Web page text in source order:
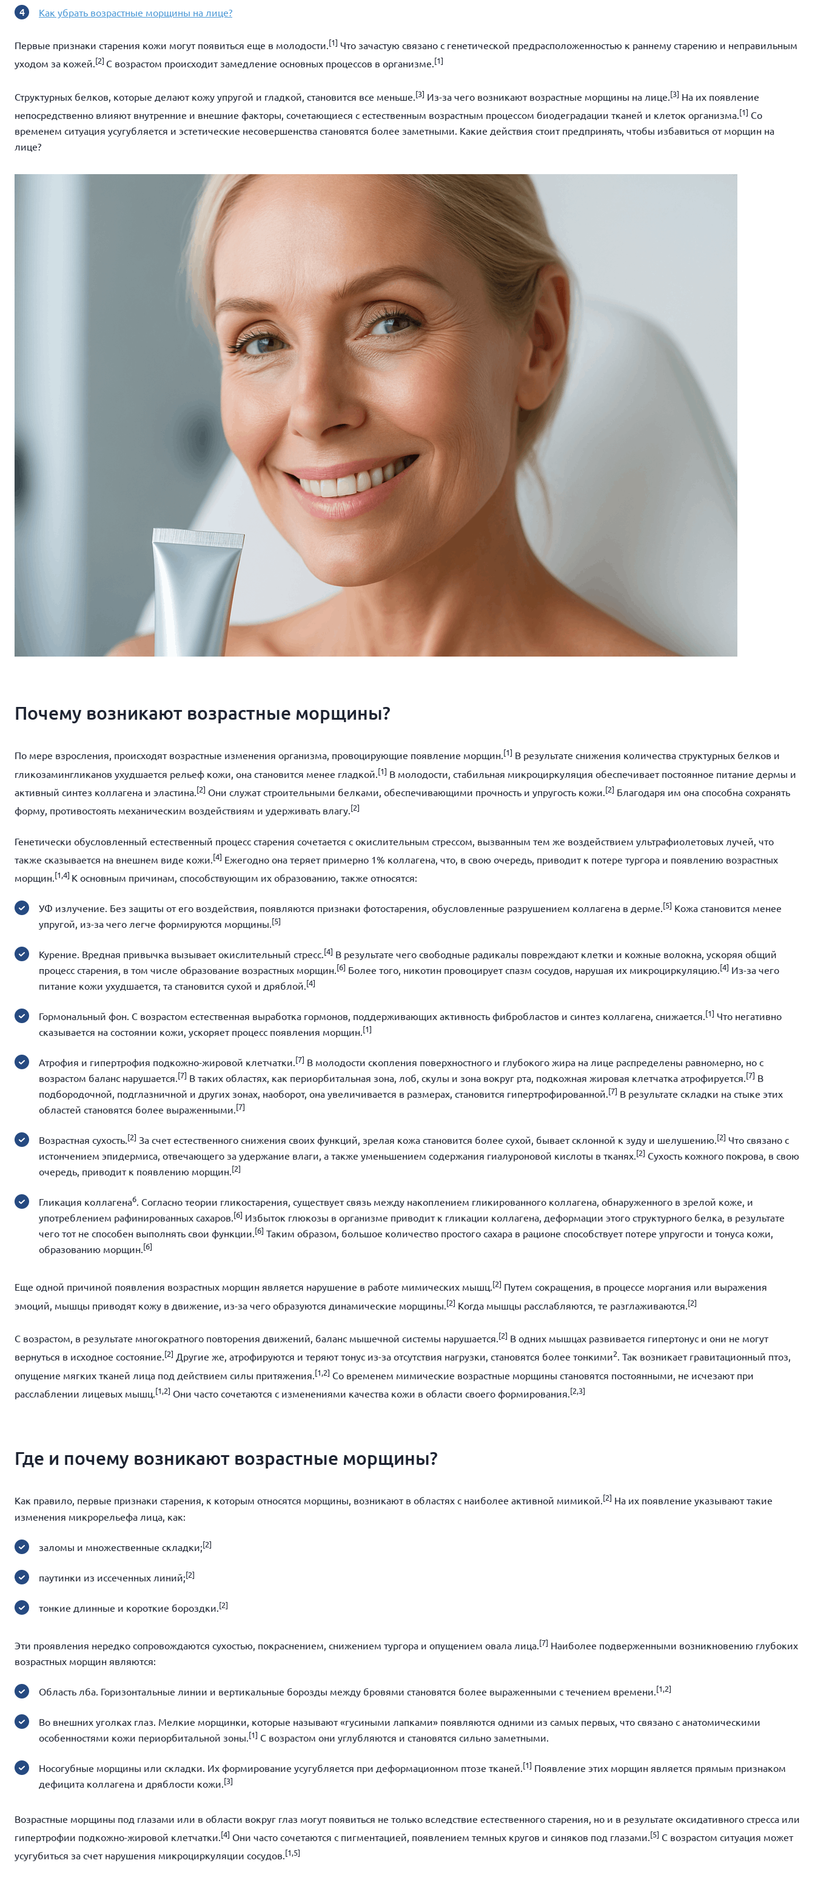
Как убрать возрастные морщины на лице?
Первые признаки старения кожи могут появиться еще в молодости. [1] Что зачастую связано с генетической предрасположенностью к раннему старению и неправильным
уходом за кожей. [2] С возрастом происходит замедление основных процессов в организме. [1]
Структурных белков, которые делают кожу упругой и гладкой, становится все меньше.[3] Из-за чего возникают возрастные морщины на лице.[3] На их появление
непосредственно влияют внутренние и внешние факторы, сочетающиеся с естественным возрастным процессом биодеградации тканей и клеток организма. [1] Со
временем ситуация усугубляется и эстетические несовершенства становятся более заметными. Какие действия стоит предпринять, чтобы избавиться от морщин на
лице?
Почему возникают возрастные морщины?
По мере взросления, происходят возрастные изменения организма, провоцирующие появление морщин. [1] В результате снижения количества структурных белков и
гликозамингликанов ухудшается рельеф кожи, она становится менее гладкой.[1] В молодости, стабильная микроциркуляция обеспечивает постоянное питание дермы и
активный синтез коллагена и эластина. [2] Они служат строительными белками, обеспечивающими прочность и упругость кожи. [2] Благодаря им она способна сохранять
форму, противостоять механическим воздействиям и удерживать влагу. [2]
Генетически обусловленный естественный процесс старения сочетается с окислительным стрессом, вызванным тем же воздействием ультрафиолетовых лучей, что
также сказывается на внешнем виде кожи.[4] Ежегодно она теряет примерно 1% коллагена, что, в свою очередь, приводит к потере тургора и появлению возрастных
морщин. [1,4] К основным причинам, способствующим их образованию, также относятся:
УФ излучение. Без защиты от его воздействия, появляются признаки фотостарения, обусловленные разрушением коллагена в дерме. [5] Кожа становится менее
упругой, из-за чего легче формируются морщины. [5]
Курение. Вредная привычка вызывает окислительный стресс. [4] В результате чего свободные радикалы повреждают клетки и кожные волокна, ускоряя общий
процесс старения, в том числе образование возрастных морщин. [6] Более того, никотин провоцирует спазм сосудов, нарушая их микроциркуляцию. [4] Из-за чего
питание кожи ухудшается, та становится сухой и дряблой. [4]
Гормональный фон. С возрастом естественная выработка гормонов, поддерживающих активность фибробластов и синтез коллагена, снижается. [1] Что негативно
сказывается на состоянии кожи, ускоряет процесс появления морщин. [1]
Атрофия и гипертрофия подкожно-жировой клетчатки. [7] В молодости скопления поверхностного и глубокого жира на лице распределены равномерно, но с
возрастом баланс нарушается. [7] В таких областях, как периорбитальная зона, лоб, скулы и зона вокруг рта, подкожная жировая клетчатка атрофируется. [7] В
подбородочной, подглазничной и других зонах, наоборот, она увеличивается в размерах, становится гипертрофированной. [7] В результате складки на стыке этих
областей становятся более выраженными. [7]
Возрастная сухость. [2] За счет естественного снижения своих функций, зрелая кожа становится более сухой, бывает склонной к зуду и шелушению. [2] Что связано с
истончением эпидермиса, отвечающего за удержание влаги, а также уменьшением содержания гиалуроновой кислоты в тканях. [2] Сухость кожного покрова, в свою
очередь, приводит к появлению морщин. [2]
Гликация коллагена6. Согласно теории гликостарения, существует связь между накоплением гликированного коллагена, обнаруженного в зрелой коже, и
употреблением рафинированных сахаров. [6] Избыток глюкозы в организме приводит к гликации коллагена, деформации этого структурного белка, в результате
чего тот не способен выполнять свои функции. [6] Таким образом, большое количество простого сахара в рационе способствует потере упругости и тонуса кожи,
образованию морщин. [6]
Еще одной причиной появления возрастных морщин является нарушение в работе мимических мышц. [2] Путем сокращения, в процессе моргания или выражения
эмоций, мышцы приводят кожу в движение, из-за чего образуются динамические морщины.[2] Когда мышцы расслабляются, те разглаживаются.[2]
С возрастом, в результате многократного повторения движений, баланс мышечной системы нарушается. [2] В одних мышцах развивается гипертонус и они не могут
вернуться в исходное состояние. [2] Другие же, атрофируются и теряют тонус из-за отсутствия нагрузки, становятся более тонкими2. Так возникает гравитационный птоз,
опущение мягких тканей лица под действием силы притяжения.[1,2] Со временем мимические возрастные морщины становятся постоянными, не исчезают при
расслаблении лицевых мышц. [1,2] Они часто сочетаются с изменениями качества кожи в области своего формирования. [2,3]
Где и почему возникают возрастные морщины?
Как правило, первые признаки старения, к которым относятся морщины, возникают в областях с наиболее активной мимикой. [2] На их появление указывают такие
изменения микрорельефа лица, как:
заломы и множественные складки;[2]
паутинки из иссеченных линий;[2]
тонкие длинные и короткие бороздки. [2]
Эти проявления нередко сопровождаются сухостью, покраснением, снижением тургора и опущением овала лица.[7] Наиболее подверженными возникновению глубоких
возрастных морщин являются:
Область лба. Горизонтальные линии и вертикальные борозды между бровями становятся более выраженными с течением времени.[1,2]
Во внешних уголках глаз. Мелкие морщинки, которые называют «гусиными лапками» появляются одними из самых первых, что связано с анатомическими
особенностями кожи периорбитальной зоны.[1] С возрастом они углубляются и становятся сильно заметными.
Носогубные морщины или складки. Их формирование усугубляется при деформационном птозе тканей.[1] Появление этих морщин является прямым признаком
дефицита коллагена и дряблости кожи.[3]
Возрастные морщины под глазами или в области вокруг глаз могут появиться не только вследствие естественного старения, но и в результате оксидативного стресса или
гипертрофии подкожно-жировой клетчатки. [4] Они часто сочетаются с пигментацией, появлением темных кругов и синяков под глазами. [5] С возрастом ситуация может
усугубиться за счет нарушения микроциркуляции сосудов. [1,5]